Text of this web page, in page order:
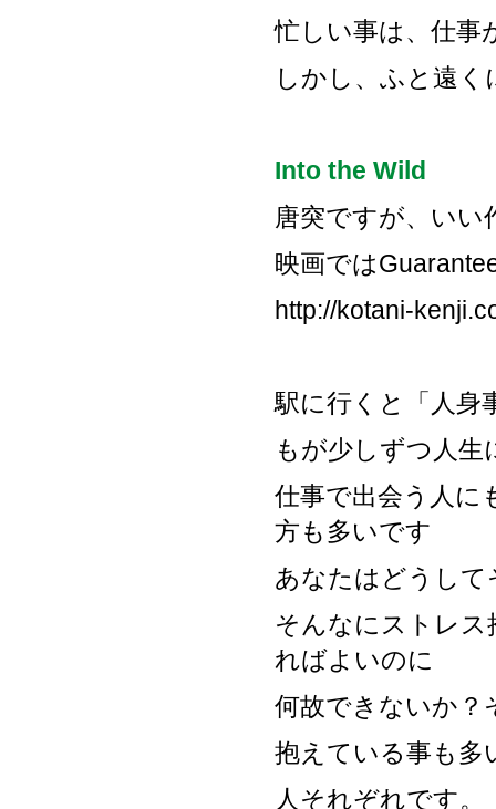
忙しい事は、仕事
しかし、ふと遠
Into the Wild
唐突ですが、いい
映画では
http://kotani-
駅に行くと「人身
もが少しずつ人
仕事で出会う人に
方も多いです
あなたはどうし
そんなにストレ
ればよいのに
何故できないか？
抱えている事も多
人それぞれです。